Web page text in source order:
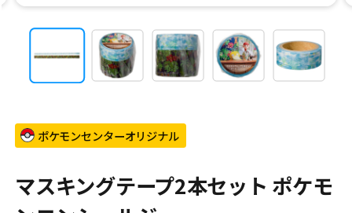
ポケモンセンターオリジナル
マスキングテープ2本セット ポケモ